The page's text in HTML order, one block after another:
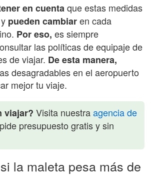
en cuentaque estas medidas
pueden cambiaren cada
Por eso, es siempre
las políticas de equipaje de
de viajar. De esta manera,
desagradables en el aeropuerto
mejor tu viaje.
viajar? Visita nuestraagencia de
presupuesto gratis y sin
la maleta pesa más de